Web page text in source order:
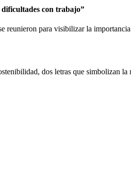
dificultades con trabajo”
reunieron para visibilizar la
dos letras que simbolizan la